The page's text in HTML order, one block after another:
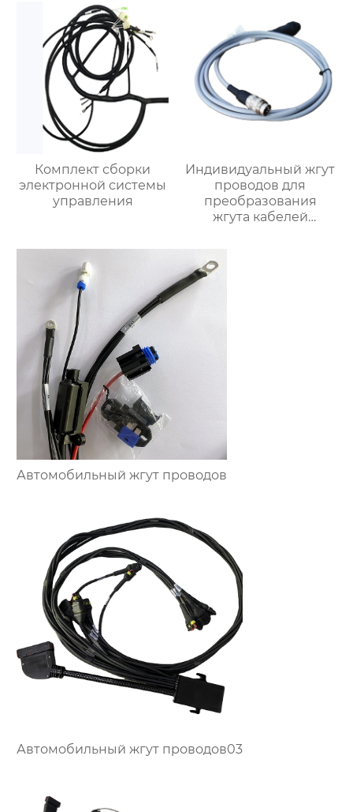
Комплект сборки
электронной системы
управления
Индивидуальный жгут
проводов для
преобразования
жгута кабелей
Автомобильный жгут проводов
Автомобильный жгут проводов03